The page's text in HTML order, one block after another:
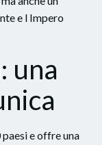
e l Impero
una
e offre una